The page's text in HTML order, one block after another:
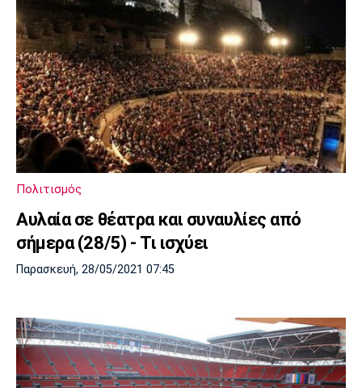
Πολιτισμός
Αυλαία σε θέατρα και συναυλίες από
σήμερα (28/5) - Τι ισχύει
Παρασκευή, 28/05/2021 07:45